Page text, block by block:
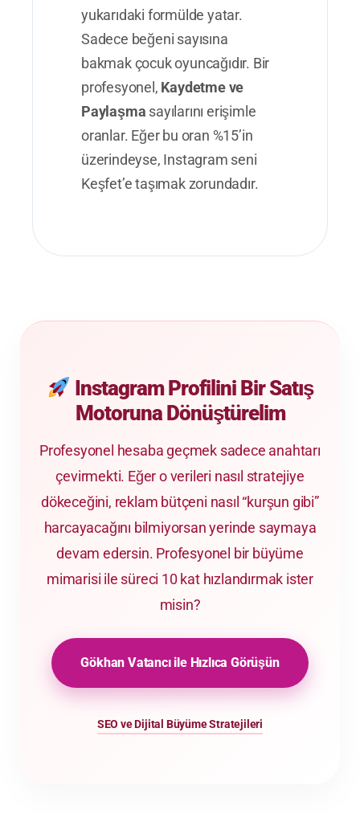
yukarıdaki formülde yatar.
Sadece beğeni sayısına
bakmak çocuk oyuncağıdır. Bir
profesyonel, Kaydetme ve
Paylaşma sayılarını erişimle
oranlar. Eğer bu oran %15’in
üzerindeyse, Instagram seni
Keşfet’e taşımak zorundadır.
Instagram Profilini Bir Satış
Motoruna Dönüştürelim
Profesyonel hesaba geçmek sadece anahtarı
çevirmekti. Eğer o verileri nasıl stratejiye
dökeceğini, reklam bütçeni nasıl “kurşun gibi”
harcayacağını bilmiyorsan yerinde saymaya
devam edersin. Profesyonel bir büyüme
mimarisi ile süreci 10 kat hızlandırmak ister
misin?
Gökhan Vatancı ile Hızlıca Görüşün
SEO ve Dijital Büyüme Stratejileri